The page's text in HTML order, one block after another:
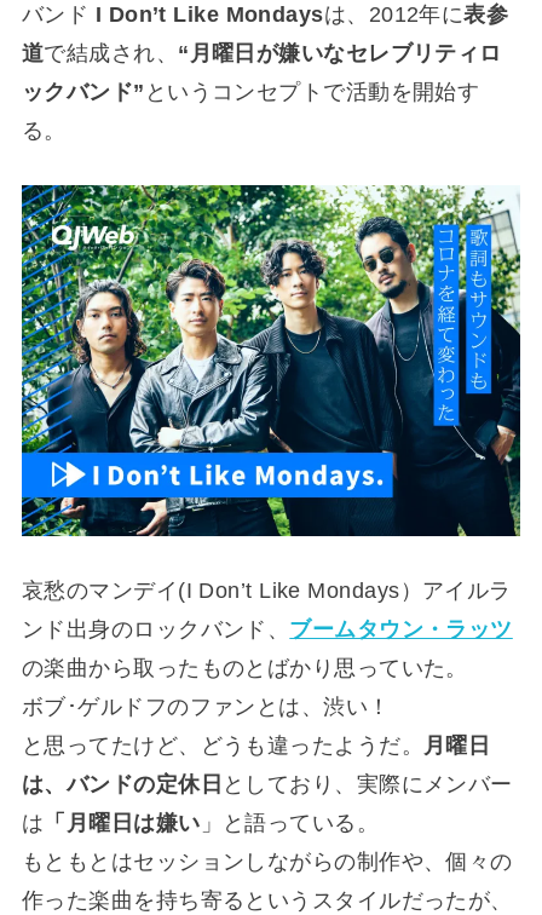
バンド I Don’t Like Mondaysは、2012年に表参
道で結成され、 “月曜日が嫌いなセレブリティロ
ックバンド” というコンセプトで活動を開始す
る。
哀愁のマンデイ(I Don’t Like Mondays）アイルラ
ンド出身のロックバンド、 ブームタウン・ラッツ
の楽曲から取ったものとばかり思っていた。
ボブ･ゲルドフのファンとは、渋い！
と思ってたけど、どうも違ったようだ。 月曜日
は、バンドの定休日 としており、実際にメンバー
は 「月曜日は嫌い 」と語っている。
もともとはセッションしながらの制作や、個々の
作った楽曲を持ち寄るというスタイルだったが、